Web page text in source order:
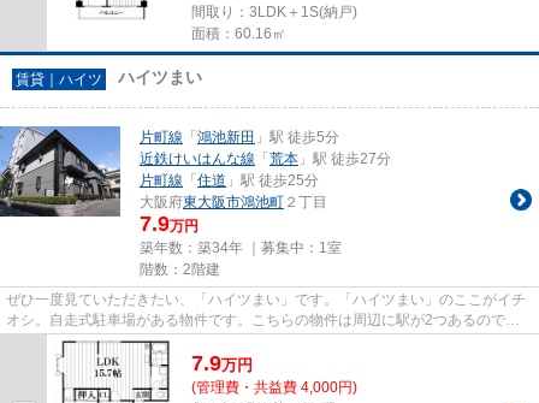
間取り：3LDK＋1S(納戸)
面積：60.16㎡
賃貸｜ハイツ ハイツまい
片町線 「 鴻池新田 」駅 徒歩5分
近鉄けいはんな線 「 荒本 」駅 徒歩27分
片町線 「 住道 」駅 徒歩25分
大阪府東大阪市鴻池町 ２丁目
7.9万円
築年数：築34年 ｜募集中： 1室
階数：2階建
ぜひ一度見ていただきたい、「ハイツまい」です。「ハイツまい」のここがイチ
オシ。自走式駐車場がある物件です。こちらの物件は周辺に駅が2つあるので電
車へのアクセスが便利な物件で...
7.9万円
(管理費・共益費 4,000円)